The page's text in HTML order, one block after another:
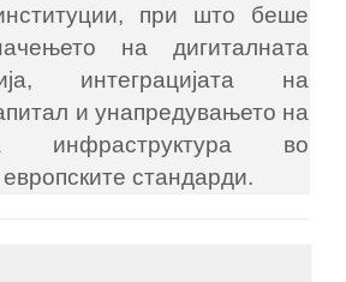
при што беше
на дигиталната
интеграцијата на
и унапредувањето на
инфраструктура во
стандарди.